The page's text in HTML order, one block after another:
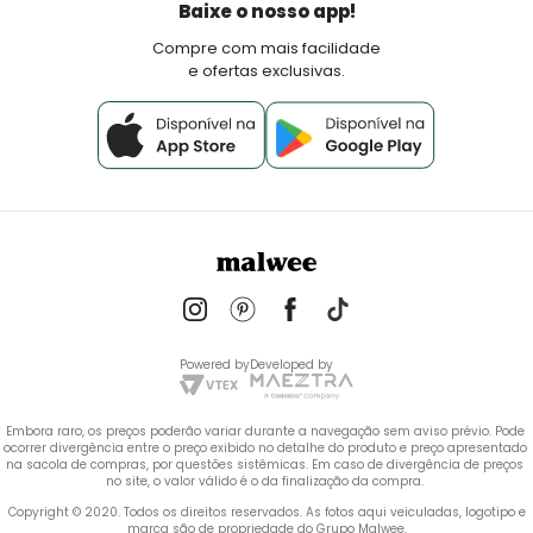
Baixe o nosso app!
Compre com mais facilidade
e ofertas exclusivas.
Powered byDeveloped by
Embora raro, os preços poderão variar durante a navegação sem aviso prévio. Pode
ocorrer divergência entre o preço exibido no detalhe do produto e preço apresentado
na sacola de compras, por questões sistêmicas. Em caso de divergência de preços
no site, o valor válido é o da finalização da compra.
marca são de propriedade do Grupo Malwee.